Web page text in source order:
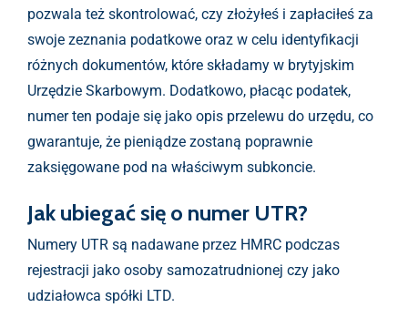
pozwala też skontrolować, czy złożyłeś i zapłaciłeś za
swoje zeznania podatkowe oraz w celu identyfikacji
różnych dokumentów, które składamy w brytyjskim
Urzędzie Skarbowym. Dodatkowo, płacąc podatek,
numer ten podaje się jako opis przelewu do urzędu, co
gwarantuje, że pieniądze zostaną poprawnie
zaksięgowane pod na właściwym subkoncie.
Jak ubiegać się o numer UTR?
Numery UTR są nadawane przez HMRC podczas
rejestracji jako osoby samozatrudnionej czy jako
udziałowca spółki LTD.